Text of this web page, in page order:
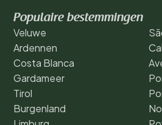
Populaire bestemmingen
Veluwe
Ardennen
Costa Blanca
Gardameer
Tirol
Burgenland